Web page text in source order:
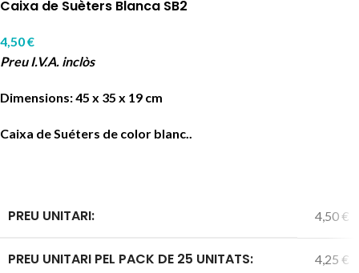
Caixa de Suèters Blanca SB2
4,50€
Preu I.V.A. inclòs
Dimensions: 45 x 35 x 19 cm
Caixa de Suéters de color blanc..
PREU UNITARI: 4,50 €
PREU UNITARI PEL PACK DE 25 UNITATS: 4,25 €